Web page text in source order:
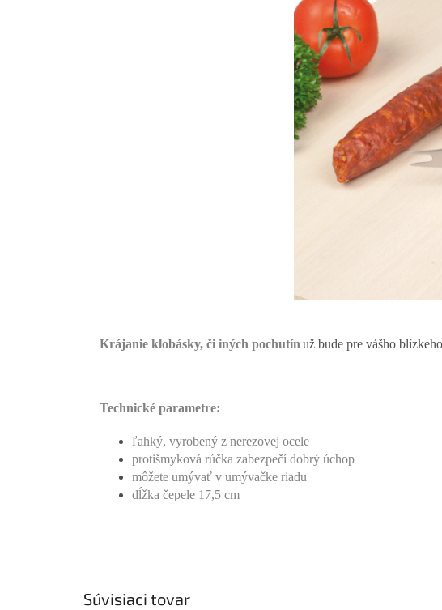
Súvisiaci tovar
Krájanie klobásky, či iných pochutín už bude pre vášho
Technické parametre:
ľahký, vyrobený z nerezovej ocele
protišmyková rúčka zabezpečí dobrý úchop
môžete umývať v umývačke riadu
dĺžka čepele 17,5 cm